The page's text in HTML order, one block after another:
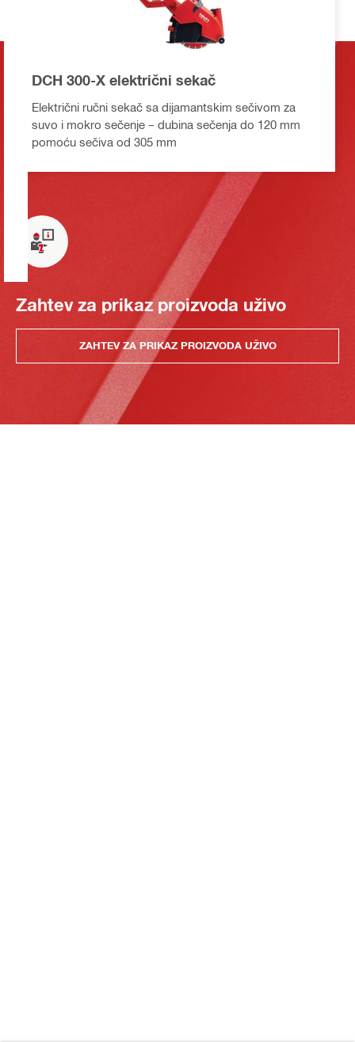
DCH 300-X električni sekač
Električni ručni sekač sa dijamantskim sečivom za
suvo i mokro sečenje – dubina sečenja do 120 mm
pomoću sečiva od 305 mm
Zahtev za prikaz proizvoda uživo
ZAHTEV ZA PRIKAZ PROIZVODA UŽIVO